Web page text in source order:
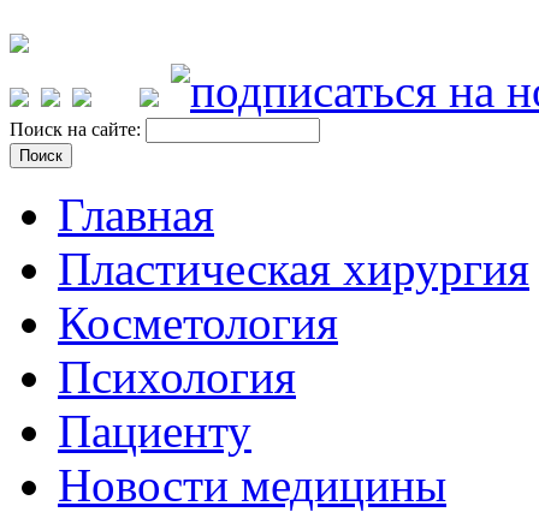
Поиск на сайте:
Главная
Пластическая хирургия
Косметология
Психология
Пациенту
Новости медицины